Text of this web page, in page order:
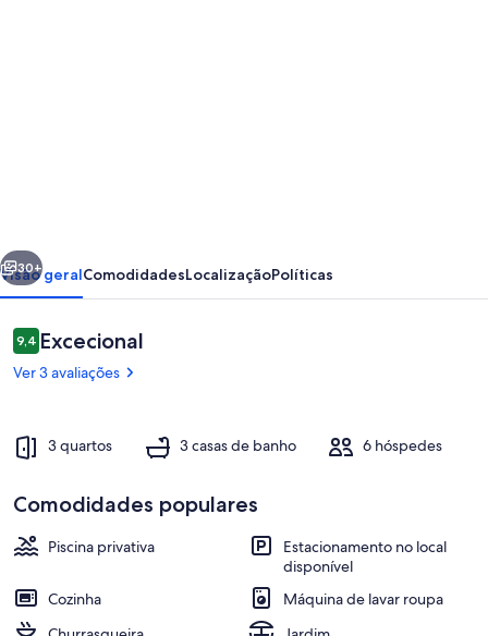
Piscina
Seguinte
30+
Visão geralComodidadesLocalizaçãoPolíticas
Avaliações
9,49,4 em 10
Excecional
Ver 3 avaliações
3 quartos 3 casas de banho 6 hóspedes
Comodidades populares
Piscina privativa
Estacionamento no local
disponível
Cozinha
Máquina de lavar roupa